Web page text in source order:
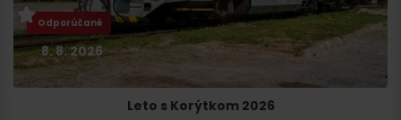
Odporúčané
8. 8. 2026
Leto s Korýtkom 2026